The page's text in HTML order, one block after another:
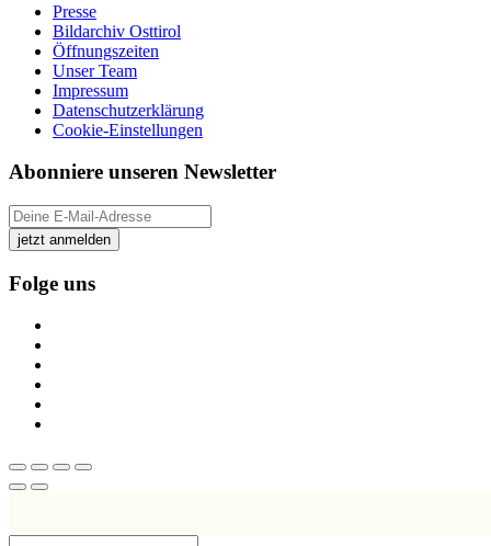
Presse
Bildarchiv Osttirol
Öffnungszeiten
Unser Team
Impressum
Datenschutzerklärung
Cookie-Einstellungen
Abonniere unseren Newsletter
jetzt anmelden
Folge uns